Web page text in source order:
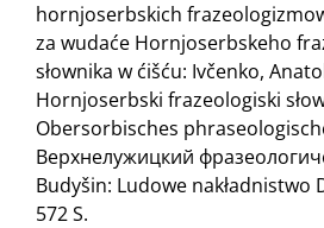
hornjoserbskich
za wudaće Hornjoserbskeho
słownika w ćišću: Ivčenko,
Hornjoserbski frazeologiski
Obersorbisches
Верхнелужицкий
Budyšin: Ludowe nakładnistwo
572 S.